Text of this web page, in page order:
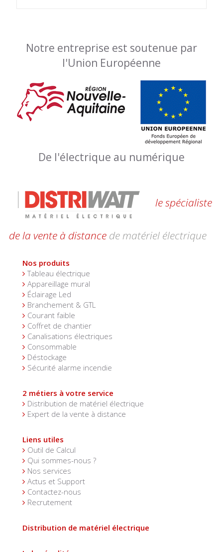
Notre entreprise est soutenue par
l'Union Européenne
De l'électrique au numérique
le spécialiste
de la vente à distance de matériel électrique
Nos produits
Tableau électrique
Appareillage mural
Éclairage Led
Branchement & GTL
Courant faible
Coffret de chantier
Canalisations électriques
Consommable
Déstockage
Sécurité alarme incendie
2 métiers à votre service
Distribution de matériel électrique
Expert de la vente à distance
Liens utiles
Outil de Calcul
Qui sommes-nous ?
Nos services
Actus et Support
Contactez-nous
Recrutement
Distribution de matériel électrique